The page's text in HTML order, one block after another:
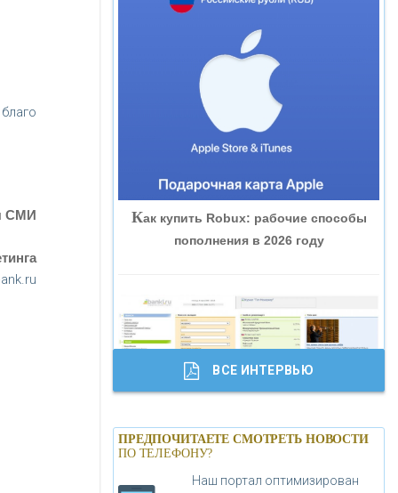
СМИ
«НОВИКОМБАНК»
«СМП БАНК»
«ВНЕШПРОМБАНК»
«БАНК ГЛОБЭКС»
«ТРАСТ»
«ГАЗПРОМБАНК»
«МОСКОВСКИЙ КРЕДИТНЫЙ
БАНК»
Как купить Robux: рабочие способы
пополнения в 2026 году
Банки.ру обновил логотип впервые за
19 лет - «Лента новостей»
ВСЕ ИНТЕРВЬЮ
ПРЕДПОЧИТАЕТЕ СМОТРЕТЬ НОВОСТИ
ПО ТЕЛЕФОНУ?
Наш портал оптимизирован